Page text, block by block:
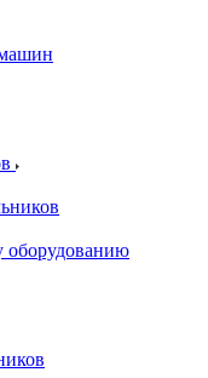
оборудованию